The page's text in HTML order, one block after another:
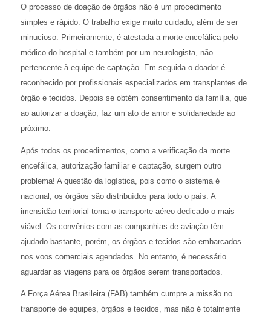
O processo de doação de órgãos não é um procedimento
simples e rápido. O trabalho exige muito cuidado, além de ser
minucioso. Primeiramente, é atestada a morte encefálica pelo
médico do hospital e também por um neurologista, não
pertencente à equipe de captação. Em seguida o doador é
reconhecido por profissionais especializados em transplantes de
órgão e tecidos. Depois se obtém consentimento da família, que
ao autorizar a doação, faz um ato de amor e solidariedade ao
próximo.
Após todos os procedimentos, como a verificação da morte
encefálica, autorização familiar e captação, surgem outro
problema! A questão da logística, pois como o sistema é
nacional, os órgãos são distribuídos para todo o país. A
imensidão territorial torna o transporte aéreo dedicado o mais
viável. Os convênios com as companhias de aviação têm
ajudado bastante, porém, os órgãos e tecidos são embarcados
nos voos comerciais agendados. No entanto, é necessário
aguardar as viagens para os órgãos serem transportados.
A Força Aérea Brasileira (FAB) também cumpre a missão no
transporte de equipes, órgãos e tecidos, mas não é totalmente